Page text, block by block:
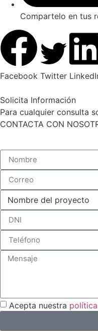
Compartelo en tus
Facebook Twitter
Solicita Información
Para cualquier consulta
CONTACTA CON
Acepta nuestra